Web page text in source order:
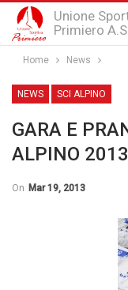
Unione
Primiero
Home News
NEWS SCI ALPINO
GARA E
ALPINO 2013
On Mar 19, 2013